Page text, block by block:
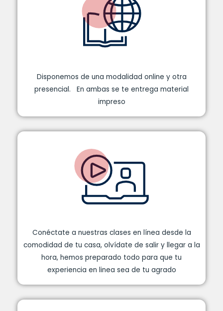
Disponemos de una modalidad online y otra
presencial. En ambas se te entrega material
impreso
Conéctate a nuestras clases en línea desde la
comodidad de tu casa, olvídate de salir y llegar a la
hora, hemos preparado todo para que tu
experiencia en linea sea de tu agrado